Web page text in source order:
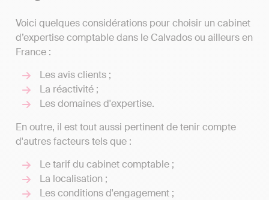
Voici quelques considérations pour choisir un cabinet
d’expertise comptable dans le Calvados ou ailleurs en
France :
Les avis clients ;
La réactivité ;
Les domaines d'expertise.
En outre, il est tout aussi pertinent de tenir compte
d'autres facteurs tels que :
Le tarif du cabinet comptable ;
La localisation ;
Les conditions d'engagement ;